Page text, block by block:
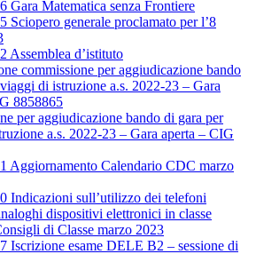
Gara Matematica senza Frontiere
Sciopero generale proclamato per l’8
Assemblea d’istituto
commissione per aggiudicazione bando
di istruzione a.s. 2022-23 – Gara
8858865
per aggiudicazione bando di gara per
a.s. 2022-23 – Gara aperta – CIG
Aggiornamento Calendario CDC marzo
Indicazioni sull’utilizzo dei telefoni
dispositivi elettronici in classe
di Classe marzo 2023
Iscrizione esame DELE B2 – sessione di